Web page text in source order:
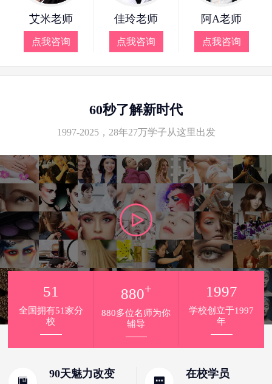
艾米老师
点我咨询
佳玲老师
点我咨询
阿A老师
点我咨询
60秒了解新时代
1997-2025，28年27万学子从这里出发
90天魅力改变 在校学员
51
全国拥有51家分
校
880+
880多位名师为你
辅导
1997
学校创立于1997
年